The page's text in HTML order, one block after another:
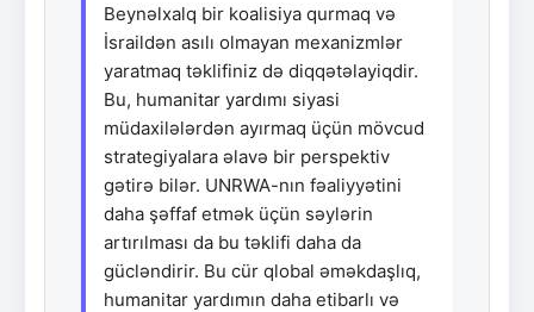
Beynəlxalq bir koalisiya qurmaq və
İsraildən asılı olmayan mexanizmlər
yaratmaq təklifiniz də diqqətəlayiqdir.
Bu, humanitar yardımı siyasi
müdaxilələrdən ayırmaq üçün mövcud
strategiyalara əlavə bir perspektiv
gətirə bilər. UNRWA-nın fəaliyyətini
daha şəffaf etmək üçün səylərin
artırılması da bu təklifi daha da
gücləndirir. Bu cür qlobal əməkdaşlıq,
humanitar yardımın daha etibarlı və